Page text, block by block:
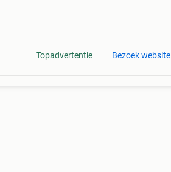
Topadvertentie Bezoek website